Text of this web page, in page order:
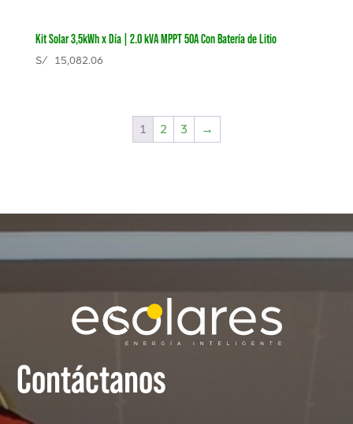
Kit Solar 3,5kWh x Día | 2.0 kVA MPPT 50A Con Batería de Litio
S/15,082.06
1 2 3 →
Contáctanos